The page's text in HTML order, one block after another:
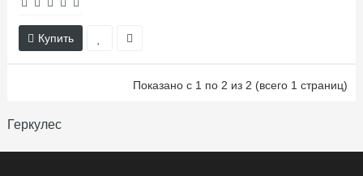
Купить
Показано с 1 по 2 из 2 (всего 1 страниц)
Геркулес